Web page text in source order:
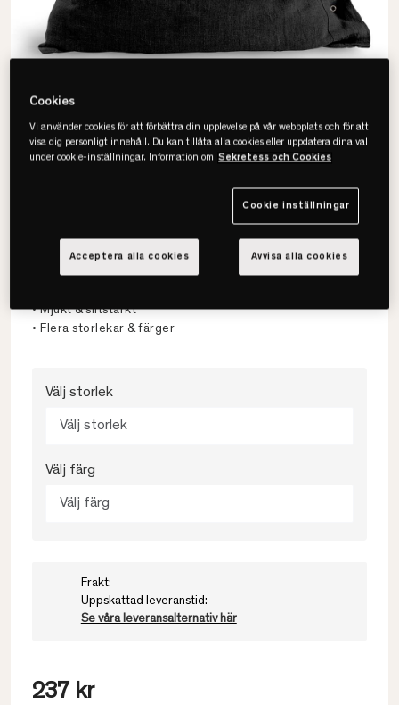
Lovely Linen
Lovely Örngott
• Mjukt & slitstarkt
• Flera storlekar & färger
Välj storlek
Välj storlek
Välj färg
Välj färg
Frakt:
Uppskattad leveranstid:
Se våra leveransalternativ här
237 kr
Cookies
Vi använder cookies för att förbättra din upplevelse på vår webbplats och för att
visa dig personligt innehåll. Du kan tillåta alla cookies eller uppdatera dina val
under cookie-inställningar. Information om Sekretess och Cookies
Cookie inställningar
Avvisa alla cookies
Acceptera alla cookies